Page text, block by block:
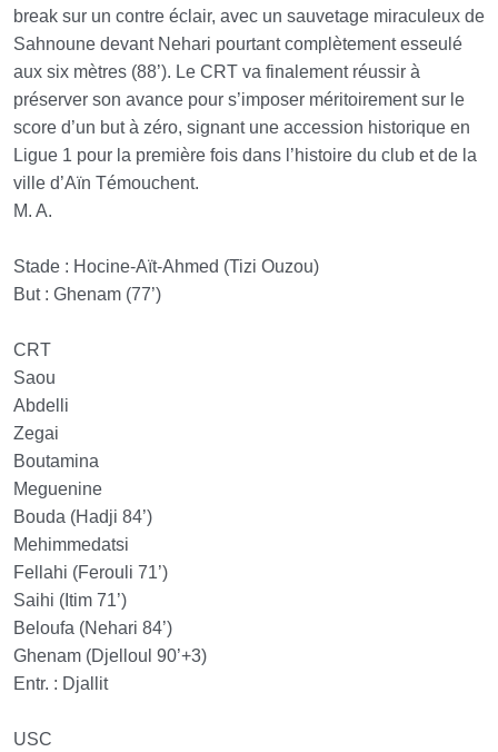
break sur un contre éclair, avec un sauvetage miraculeux de
Sahnoune devant Nehari pourtant complètement esseulé
aux six mètres (88’). Le CRT va finalement réussir à
préserver son avance pour s’imposer méritoirement sur le
score d’un but à zéro, signant une accession historique en
Ligue 1 pour la première fois dans l’histoire du club et de la
ville d’Aïn Témouchent.
M. A.
Stade : Hocine-Aït-Ahmed (Tizi Ouzou)
But : Ghenam (77’)
CRT
Saou
Abdelli
Zegai
Boutamina
Meguenine
Bouda (Hadji 84’)
Mehimmedatsi
Fellahi (Ferouli 71’)
Saihi (Itim 71’)
Beloufa (Nehari 84’)
Ghenam (Djelloul 90’+3)
Entr. : Djallit
USC